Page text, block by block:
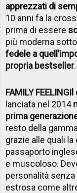
apprezzati di
10 anni fa la
prima di essere
più moderna
fedele a
propria bestseller.
FAMILY FEELINGIl
lanciata nel 2014
prima
resto della
grazie alle quali
passaporto
e muscoloso.
personalità
estrosa come